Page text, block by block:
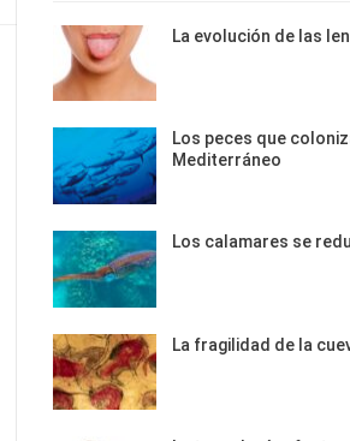
La evolución de las
Los peces que
Mediterráneo
Los calamares se
La fragilidad de la